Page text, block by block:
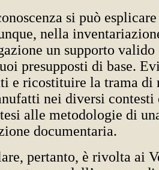
si può
nella
un supporto
presupposti di base.
e ricostituire la trama di
nei diversi contesti
alle metodologie di
documentaria.
pertanto, è rivolta ai